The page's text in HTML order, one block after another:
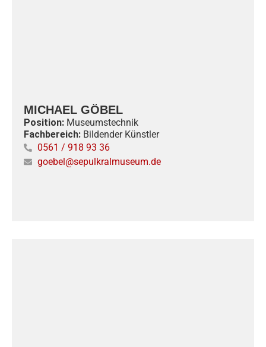
MICHAEL GÖBEL
Position: Museumstechnik
Fachbereich: Bildender Künstler
0561 / 918 93 36
goebel@sepulkralmuseum.de